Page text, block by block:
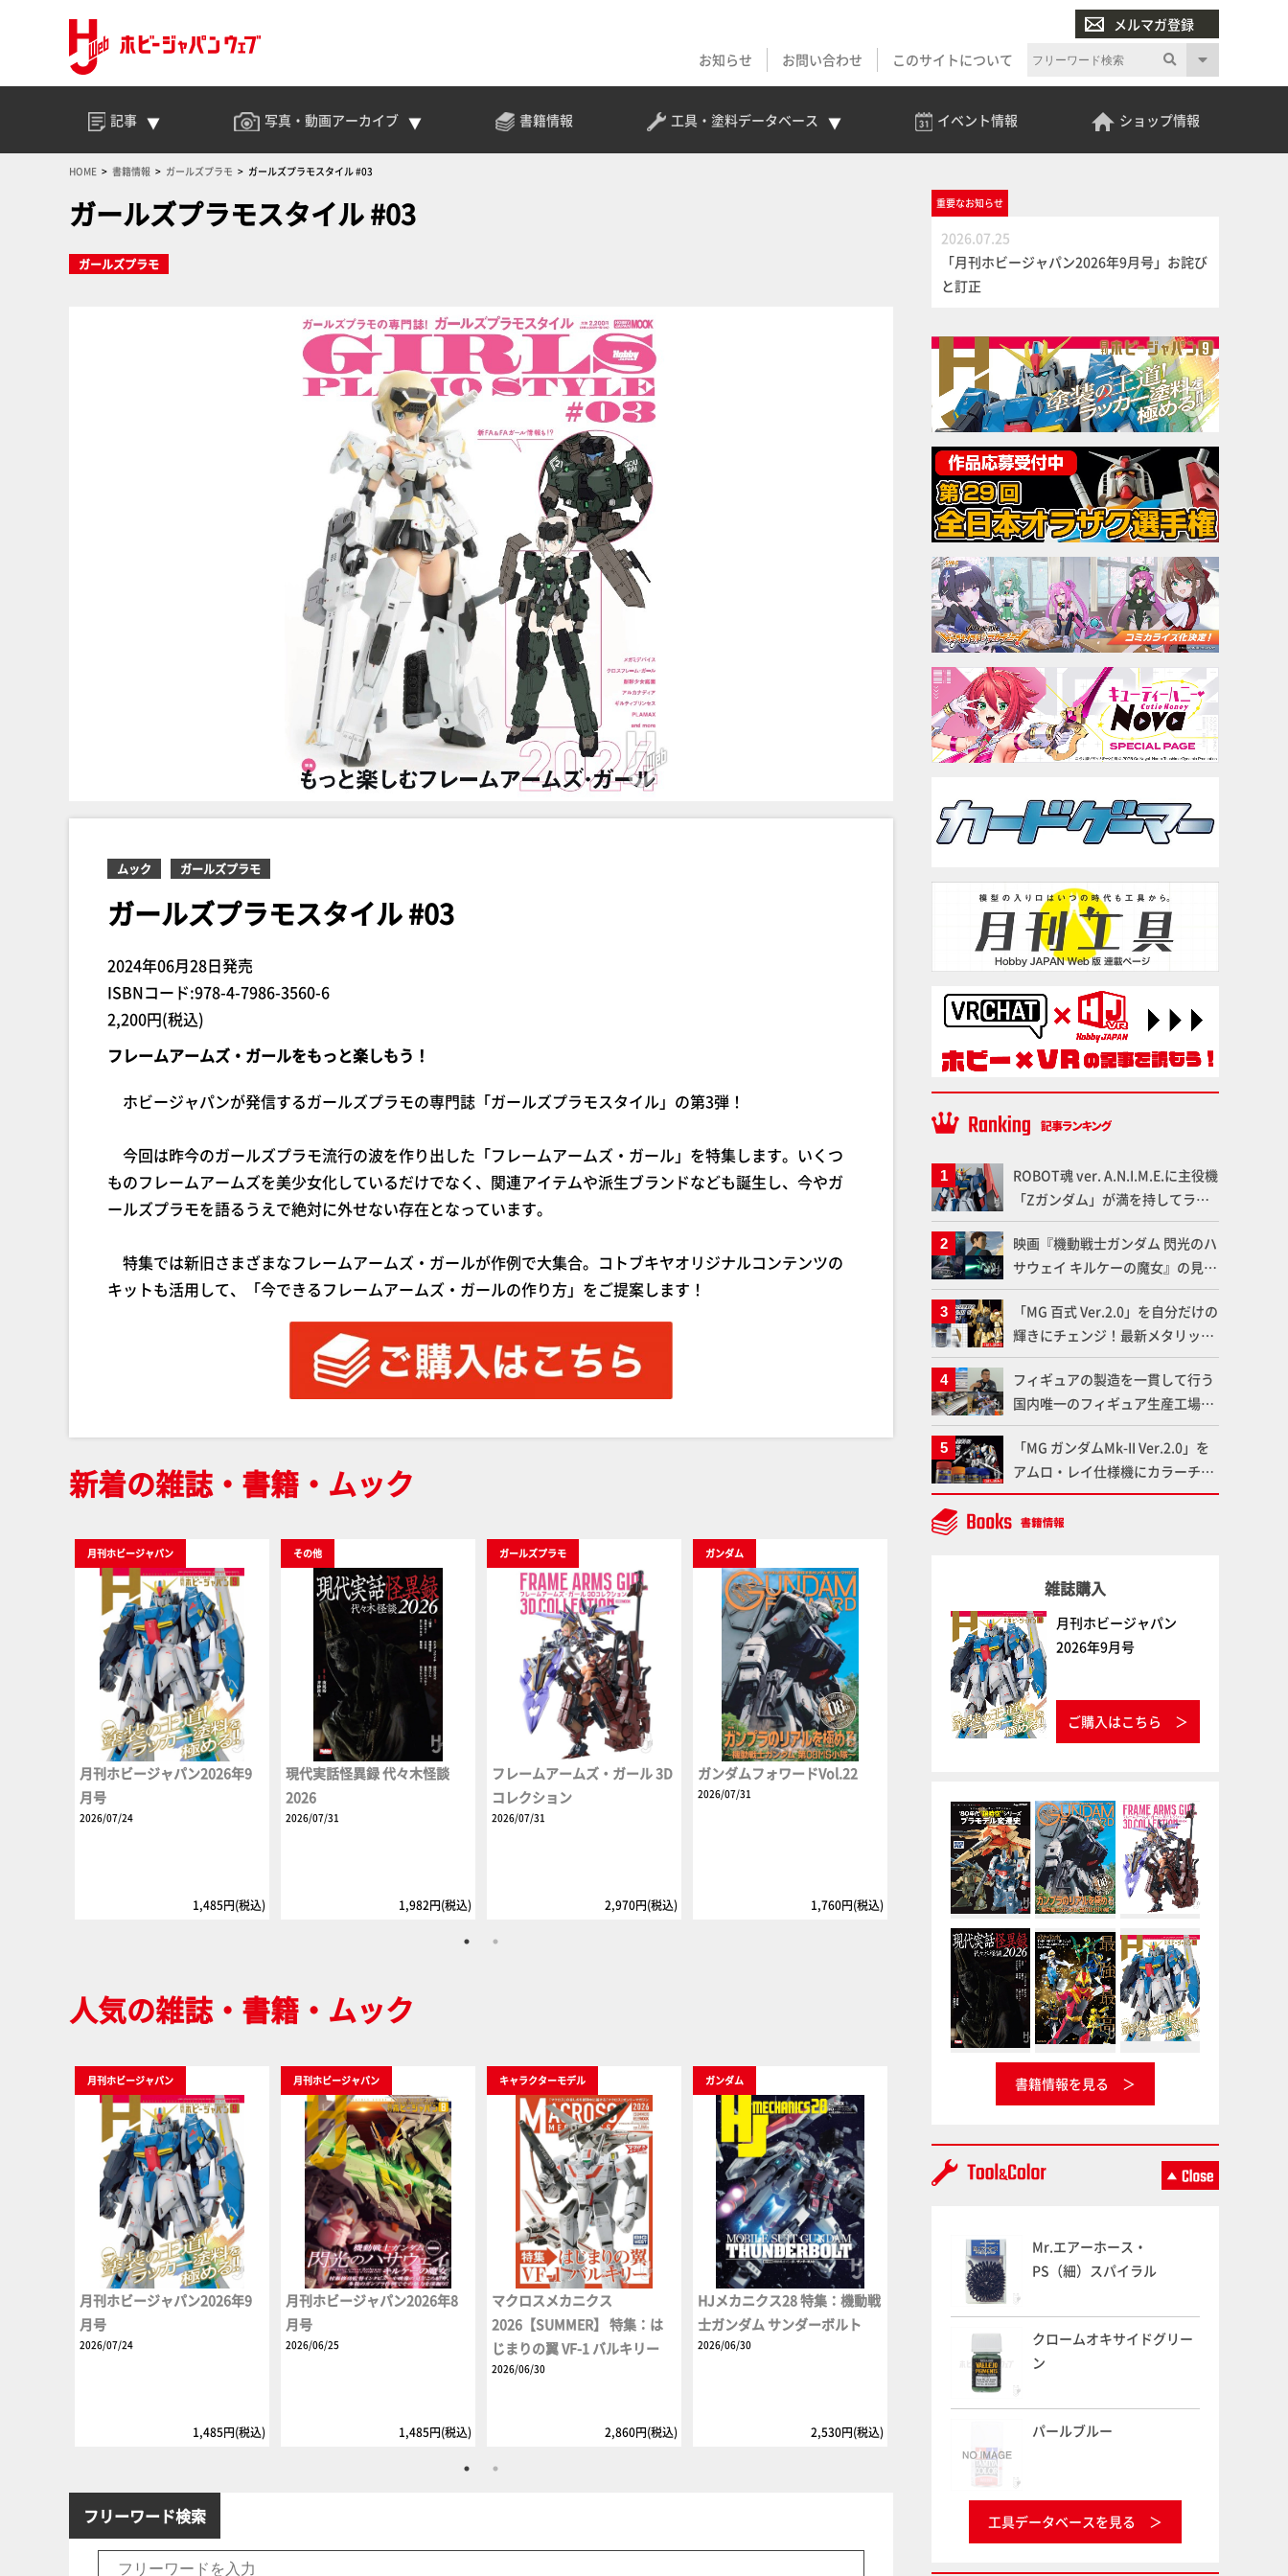
メルマガ登録
お知らせ
お問い合わせ このサイトについて
記事 写真・動画アーカイブ 書籍情報 工具・塗料データベース イベント情報 ショップ情報
HOME 書籍情報 ガールズプラモ ガールズプラモスタイル #03
ガールズプラモスタイル #03
ガールズプラモ
ムック ガールズプラモ
ガールズプラモスタイル #03
2024年06月28日発売
ISBNコード:978-4-7986-3560-6
2,200円(税込)
フレームアームズ・ガールをもっと楽しもう！
ホビージャパンが発信するガールズプラモの専門誌「ガールズプラモスタイル」の第3弾！
今回は昨今のガールズプラモ流行の波を作り出した「フレームアームズ・ガール」を特集します。いくつ
ものフレームアームズを美少女化しているだけでなく、関連アイテムや派生ブランドなども誕生し、今やガ
ールズプラモを語るうえで絶対に外せない存在となっています。
特集では新旧さまざまなフレームアームズ・ガールが作例で大集合。コトブキヤオリジナルコンテンツの
キットも活用して、「今できるフレームアームズ・ガールの作り方」をご提案します！
新着の雑誌・書籍・ムック
月刊ホビージャパン
月刊ホビージャパン2026年9
月号
2026/07/24
1,485円(税込)
その他
現代実話怪異録 代々木怪談
2026
2026/07/31
1,982円(税込)
ガールズプラモ
フレームアームズ・ガール 3D
コレクション
2026/07/31
2,970円(税込)
ガンダム
ガンダムフォワードVol.22
2026/07/31
1,760円(税込)
アーカイブVol.002 マクロ
ス・オーガス・サザンクロ
ス ‘80 年代“超時空”シリーズ
プラモデル変遷史
2026/07/31
3,630円(税込)
ャー公式完全読本
2026/07/27
人気の雑誌・書籍・ムック
月刊ホビージャパン
月刊ホビージャパン2026年9
月号
2026/07/24
1,485円(税込)
月刊ホビージャパン
月刊ホビージャパン2026年8
月号
2026/06/25
1,485円(税込)
キャラクターモデル
マクロスメカニクス
2026【SUMMER】 特集：は
じまりの翼 VF-1 バルキリー
2026/06/30
2,860円(税込)
ガンダム
HJメカニクス28 特集：機動戦
士ガンダム サンダーボルト
2026/06/30
2,530円(税込)
キャラクター・プラモデル・
アーカイブVol.002 マクロ
ス・オーガス・サザンクロ
ス ‘80 年代“超時空”シリーズ
プラモデル変遷史
3,630円(税込)
月刊ホビージャパン
月号
2026/05/25
フリーワード検索
重要なお知らせ
2026.07.25
「月刊ホビージャパン2026年9月号」お詫び
と訂正
ROBOT魂 ver. A.N.I.M.E.に主役機
「Zガンダム」が満を持してライ
ンナップ！ウェイブライダーへの
変形、劇中どおりのプロポーショ
ンを再現【機動戦士Zガンダム】
映画『機動戦士ガンダム 閃光のハ
サウェイ キルケーの魔女』の見放
題配信が8月31日（月）よりスタ
ート！Prime Videoで国内独占配
信
「MG 百式 Ver.2.0」を自分だけの
輝きにチェンジ！最新メタリック
塗料を使ってより金属感を増した
仕上がりに!!【試し読み】
フィギュアの製造を一貫して行う
国内唯一のフィギュア生産工場グ
ッドスマイルカンパニーの楽月・
望月工場に突撃！谷本工場長への
インタビューと『PLAMAX AAAヴ
ンダー』の続報も！
「MG ガンダムMk-II Ver.2.0」を
アムロ・レイ仕様機にカラーチェ
ンジ!! ラッカー塗料の定番技法を
押さえるだけでハイクオリティの
雑誌購入
月刊ホビージャパン
2026年9月号
ご購入はこちら
書籍情報を見る
Mr.エアーホース・
PS（細）スパイラル
クロームオキサイドグリー
ン
パールブルー
工具データベースを見る